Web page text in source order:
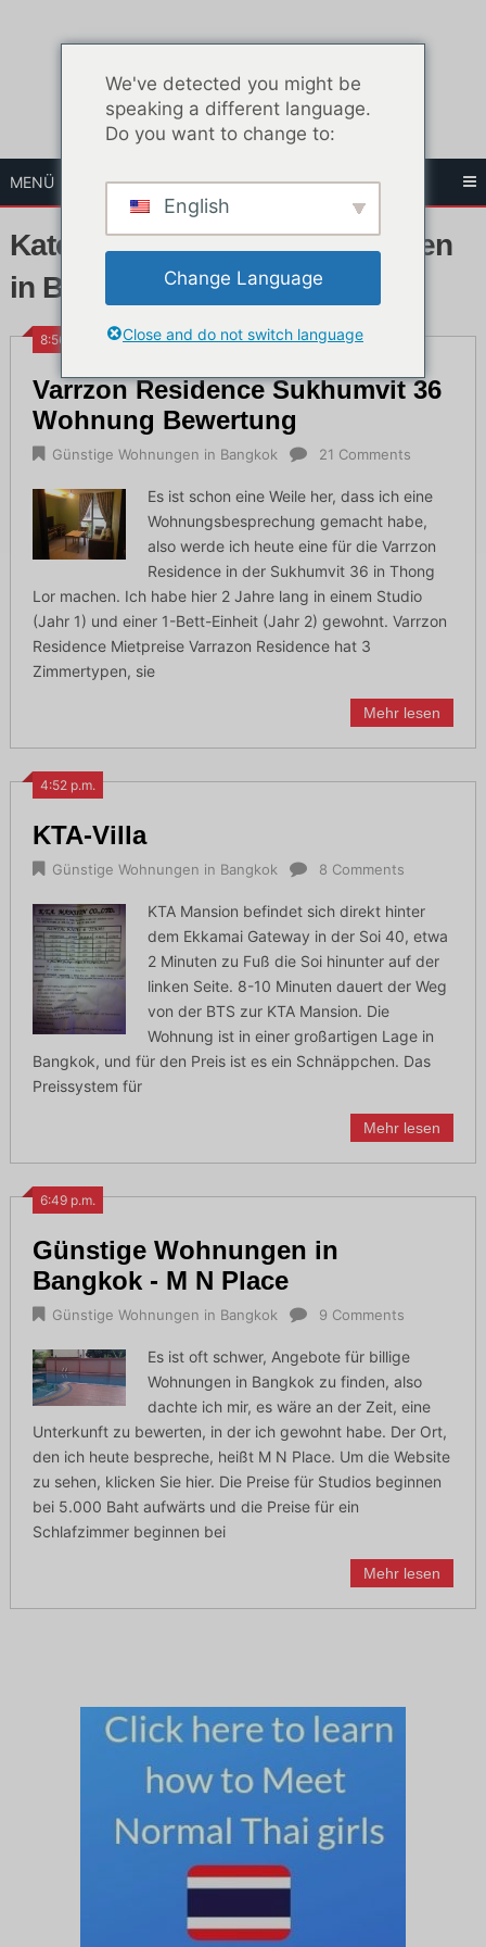
MENÜ
Kategorie:Günstige Wohnungen
in Bangkok
8:56 p.m.
Varrzon Residence Sukhumvit 36
Wohnung Bewertung
Günstige Wohnungen in Bangkok 21 Comments
Es ist schon eine Weile her, dass ich eine
Wohnungsbesprechung gemacht habe,
also werde ich heute eine für die Varrzon
Residence in der Sukhumvit 36 in Thong
Lor machen. Ich habe hier 2 Jahre lang in einem Studio
(Jahr 1) und einer 1-Bett-Einheit (Jahr 2) gewohnt. Varrzon
Residence Mietpreise Varrazon Residence hat 3
Zimmertypen, sie
Mehr lesen
4:52 p.m.
KTA-Villa
Günstige Wohnungen in Bangkok 8 Comments
KTA Mansion befindet sich direkt hinter
dem Ekkamai Gateway in der Soi 40, etwa
2 Minuten zu Fuß die Soi hinunter auf der
linken Seite. 8-10 Minuten dauert der Weg
von der BTS zur KTA Mansion. Die
Wohnung ist in einer großartigen Lage in
Bangkok, und für den Preis ist es ein Schnäppchen. Das
Preissystem für
Mehr lesen
6:49 p.m.
Günstige Wohnungen in
Bangkok - M N Place
Günstige Wohnungen in Bangkok 9 Comments
Es ist oft schwer, Angebote für billige
Wohnungen in Bangkok zu finden, also
dachte ich mir, es wäre an der Zeit, eine
Unterkunft zu bewerten, in der ich gewohnt habe. Der Ort,
den ich heute bespreche, heißt M N Place. Um die Website
zu sehen, klicken Sie hier. Die Preise für Studios beginnen
bei 5.000 Baht aufwärts und die Preise für ein
Schlafzimmer beginnen bei
Mehr lesen
We've detected you might be
speaking a different language.
Do you want to change to:
English
Change Language
Close and do not switch language